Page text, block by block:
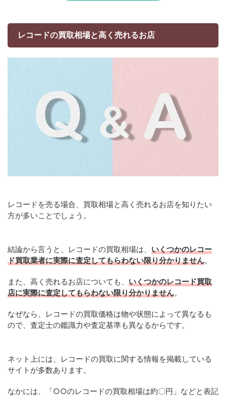
レコードの買取相場と高く売れるお店
レコードを売る場合、買取相場と高く売れるお店を知りたい
方が多いことでしょう。
結論から言うと、レコードの買取相場は、 いくつかのレコー
ド買取業者に実際に査定してもらわない限り分かりません。
また、高く売れるお店についても、 いくつかのレコード買取
店に実際に査定してもらわない限り分かりません。
なぜなら、レコードの買取価格は物や状態によって異なるも
ので、査定士の鑑識力や査定基準も異なるからです。
ネット上には、レコードの買取に関する情報を掲載している
サイトが多数あります。
なかには、「○○のレコードの買取相場は約〇円」などと表記